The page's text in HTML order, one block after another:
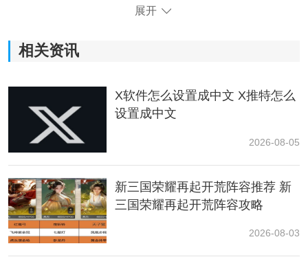
材料：寒铁叶、细金线
材料：妖生角（晦月魔君掉落）、寒铁叶、细金线
5.不净残面
材料：寒铁叶、细金线
6.羽士云笠
展开
相关资讯
X软件怎么设置成中文 X推特怎么
设置成中文
2026-08-05
新三国荣耀再起开荒阵容推荐 新
三国荣耀再起开荒阵容攻略
2026-08-03